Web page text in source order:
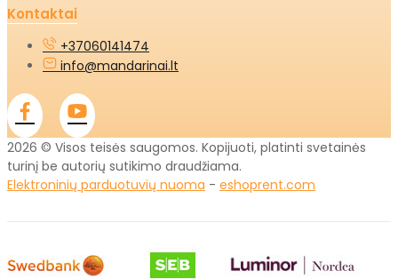
Kontaktai
+37060141474
info@mandarinai.lt
2026 © Visos teisės saugomos. Kopijuoti, platinti svetainės
turinį be autorių sutikimo draudžiama.
Elektroninių parduotuvių nuoma - eshoprent.com